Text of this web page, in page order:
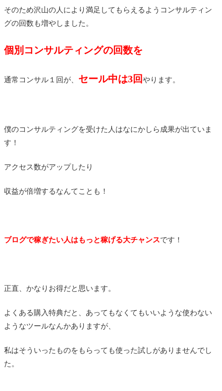
そのため沢山の人により満足してもらえるようコンサルティン
グの回数も増やしました。
個別コンサルティングの回数を
通常コンサル１回が、 セール中は3回やります。
僕のコンサルティングを受けた人はなにかしら成果が出ていま
す！
アクセス数がアップしたり
収益が倍増するなんてことも！
ブログで稼ぎたい人はもっと稼げる大チャンスです！
正直、かなりお得だと思います。
よくある購入特典だと、あってもなくてもいいような使わない
ようなツールなんかありますが、
私はそういったものをもらっても使った試しがありませんでし
た。